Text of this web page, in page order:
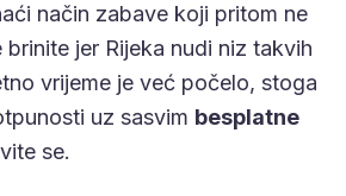
način zabave koji pritom ne
jer Rijeka nudi niz takvih
vrijeme je već počelo, stoga
uz sasvim besplatne
se.